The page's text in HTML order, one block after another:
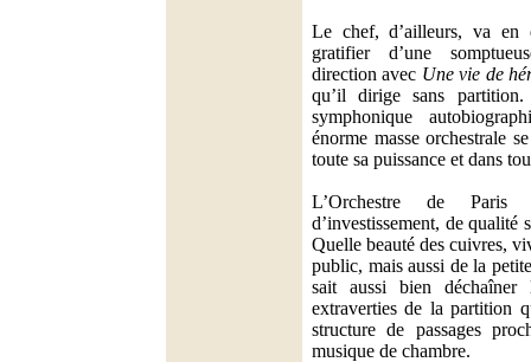
Le chef, d’ailleurs, va en
gratifier d’une
direction avec Une vie de
qu’il dirige sans
symphonique
énorme masse orchestrale
toute sa puissance et dans
L’Orchestre de
d’investissement, de qualité
Quelle beauté des cuivres,
public, mais aussi de la
sait aussi bien déchaîner
extraverties de la partition
structure de passages
musique de chambre.